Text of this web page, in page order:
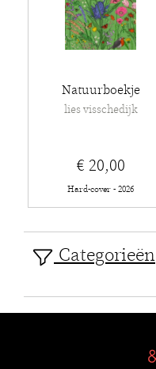
Natuurboekje
lies visschedijk
€ 20,00
Hard-cover - 2026
Categorieën